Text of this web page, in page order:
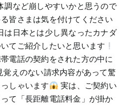
調など崩しやすいかと思うので
皆さまは気を付けてください
は日本とは少し異なったカナダ
てご紹介したいと思います
電話の契約をされた方の中に
覚えのない請求内容があって驚
しゃいます
実は、ご契約い
て「長距離電話料金」が掛か